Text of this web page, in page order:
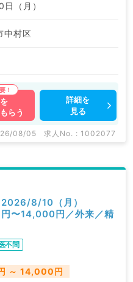
（月）
中村区
らう
詳細を
見る
08/05 求人No. : 1002077
2026/8/10（月）
〜14,000円／外来／精
不問
～ 14,000円